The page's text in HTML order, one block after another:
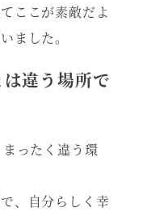
ここが素敵だよ
ました。
は違う場所で
ったく違う環
、自分らしく幸